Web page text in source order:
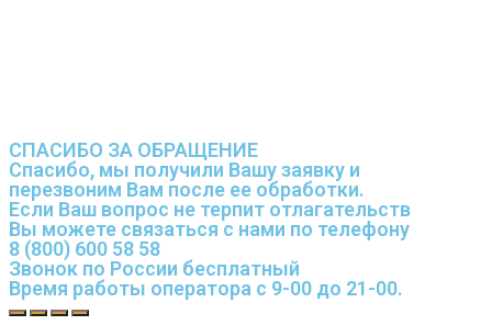
СПАСИБО ЗА ОБРАЩЕНИЕ
Спасибо, мы получили Вашу заявку и
перезвоним Вам после ее обработки.
Если Ваш вопрос не терпит отлагательств
Вы можете связаться с нами по телефону
8 (800) 600 58 58
Звонок по России бесплатный
Время работы оператора с 9-00 до 21-00.